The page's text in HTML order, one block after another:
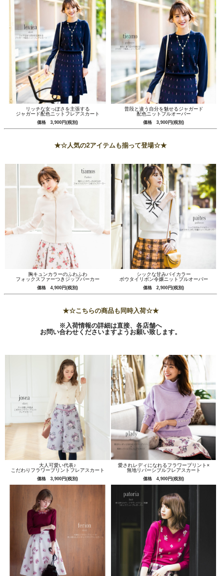
リッチな女っぽさを主張する
ジャガード配色ニットフレアスカート
価格 3,900円(税別)
普段と違う自分を魅せるジャガード
配色ニットプルオーバー
価格 3,900円(税別)
★☆人気の2アイテムも揃って登場☆★
胸キュンカラーのふわふわ
フォックスファーつきジップパーカー
価格 4,900円(税別)
シックな甘みバイカラー
ボウタイリボン令嬢ニットプルオーバー
価格 2,900円(税別)
★☆こちらの商品も同時入荷☆★
※入荷情報の詳細は直接、各店舗へ
お問い合わせくださいますようお願い致します。
大人可愛い代表♪
こだわりフラワープリントフレアスカート
価格 3,900円(税別)
愛されレディになれるフラワープリント×
無地リバーシブルフレアスカート
価格 4,900円(税別)